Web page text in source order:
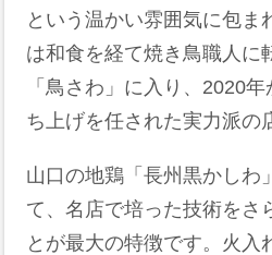
という温かい雰囲気に包ま
は和食を経て焼き鳥職人に
「鳥さわ」に入り、2020
ち上げを任された実力派の
山口の地鶏「長州黒かしわ
て、名店で培った技術をさ
とが最大の特徴です。火入